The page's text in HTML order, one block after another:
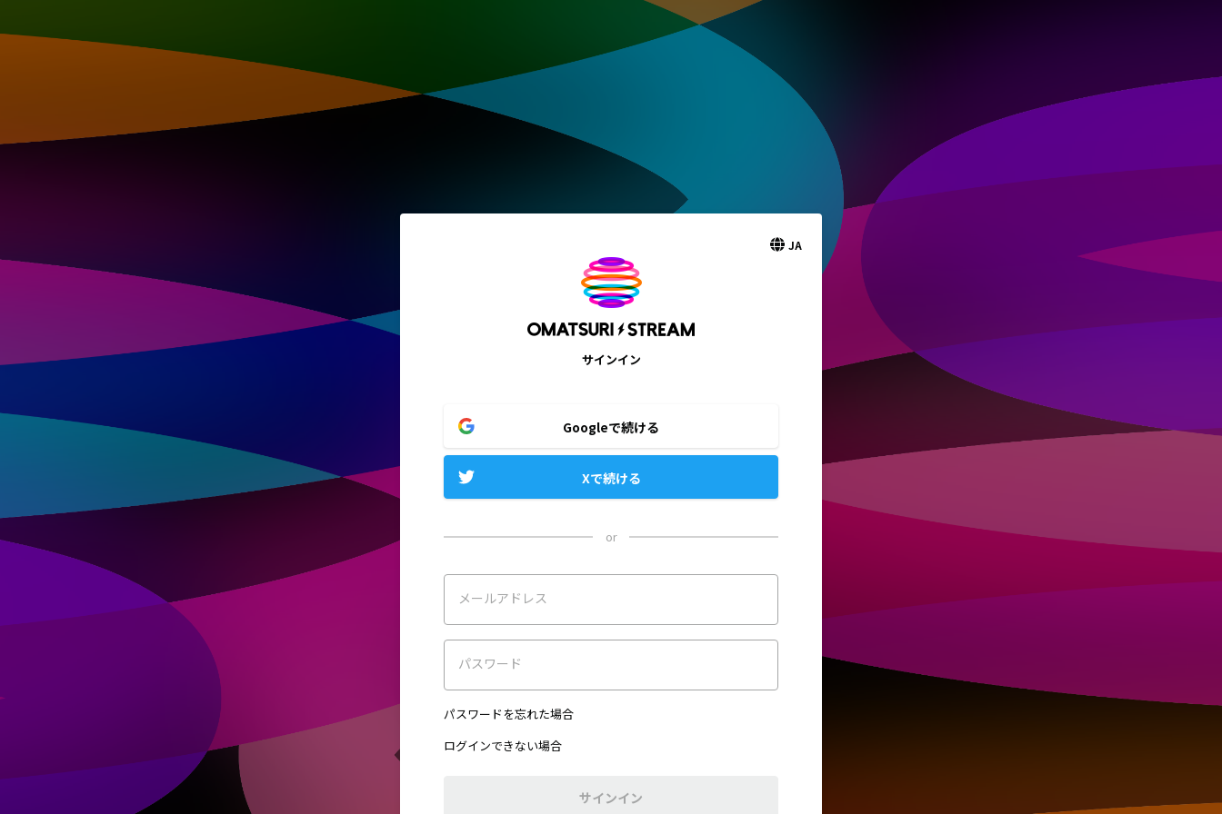
JA
サインイン
Googleで続ける
Xで続ける
or
メールアドレス
パスワード
パスワードを忘れた場合
ログインできない場合
サインイン